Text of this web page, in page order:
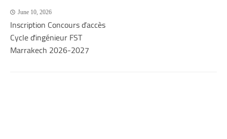
June 10, 2026
Inscription Concours d’accès
Cycle d'ingénieur FST
Marrakech 2026-2027